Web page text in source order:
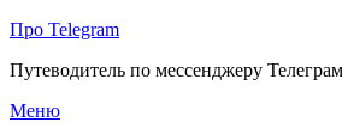
Про Telegram
Путеводитель по мессенджеру
Перейти
Меню